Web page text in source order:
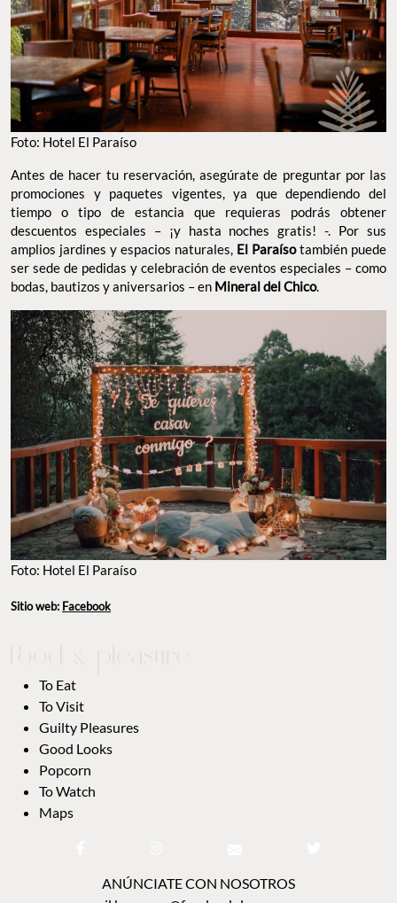
Foto: Hotel El Paraíso
Antes de hacer tu reservación, asegúrate de preguntar por las
promociones y paquetes vigentes, ya que dependiendo del
tiempo o tipo de estancia que requieras podrás obtener
descuentos especiales – ¡y hasta noches gratis! -. Por sus
amplios jardines y espacios naturales, El Paraísotambién puede
ser sede de pedidas y celebración de eventos especiales – como
bodas, bautizos y aniversarios – en Mineral del Chico.
Foto: Hotel El Paraíso
Sitio web: Facebook
To Eat
To Visit
Guilty Pleasures
Good Looks
Popcorn
To Watch
Maps
ANÚNCIATE CON NOSOTROS